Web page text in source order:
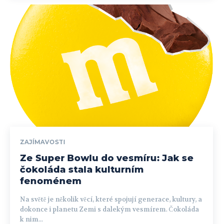
ZAJÍMAVOSTI
Ze Super Bowlu do vesmíru: Jak se
čokoláda stala kulturním
fenoménem
Na světě je několik věcí, které spojují generace, kultury, a
dokonce i planetu Zemi s dalekým vesmírem. Čokoláda
k nim...